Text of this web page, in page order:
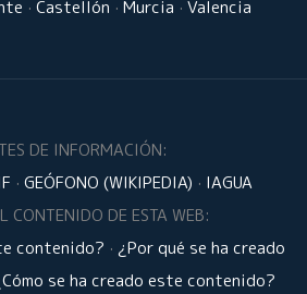
· Castellón · Murcia · Valencia
DE INFORMACIÓN:
· GEÓFONO (WIKIPEDIA) · IAGUA
CONTENIDO DE ESTA WEB:
contenido? · ¿Por qué se ha creado
se ha creado este contenido?